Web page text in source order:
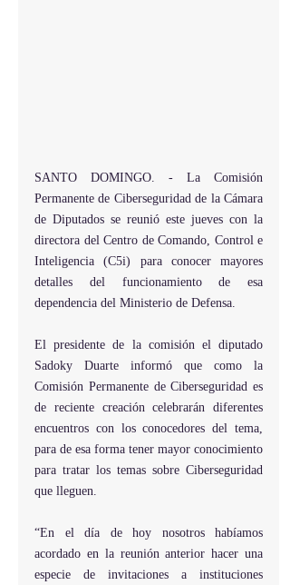
SANTO DOMINGO. - La Comisión
Permanente de Ciberseguridad de la Cámara
de Diputados se reunió este jueves con la
directora del Centro de Comando, Control e
Inteligencia (C5i) para conocer mayores
detalles del funcionamiento de esa
dependencia del Ministerio de Defensa.
El presidente de la comisión el diputado
Sadoky Duarte informó que como la
Comisión Permanente de Ciberseguridad es
de reciente creación celebrarán diferentes
encuentros con los conocedores del tema,
para de esa forma tener mayor conocimiento
para tratar los temas sobre Ciberseguridad
que lleguen.
“En el día de hoy nosotros habíamos
acordado en la reunión anterior hacer una
especie de invitaciones a instituciones